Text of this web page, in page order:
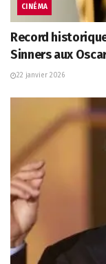
CINÉMA
Record
Sinners aux
22 janvier 2026